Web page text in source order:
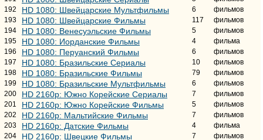
192
HD 1080: Швейцарские Мультфильмы 6
фильмов
193
HD 1080: Швейцарские Фильмы 117
фильмов
194
HD 1080: Венесуэльские Фильмы 5
фильмов
195
HD 1080: Иорданские Фильмы 4
фильма
196
HD 1080: Перуанский Фильмы 6
фильмов
197
HD 1080: Бразильские Сериалы 10
фильмов
198
HD 1080: Бразильские Фильмы 79
фильмов
199
HD 1080: Бразильские Мультфильмы 6
фильмов
200
HD 2160р: Южно Корейские Сериалы 7
фильмов
201
HD 2160р: Южно Корейские Фильмы 5
фильмов
202
HD 2160р: Мальтийские Фильмы 7
фильмов
203
HD 2160р: Датские Фильмы 4
фильма
204
HD 2160р: Швецкие Фильмы 7 фильмов